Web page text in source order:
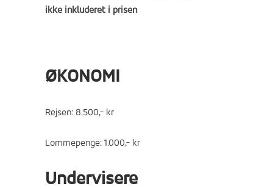
ikke inkluderet i prisen
ØKONOMI
Rejsen: 8.500,- kr
Lommepenge: 1.000,- kr
Undervisere